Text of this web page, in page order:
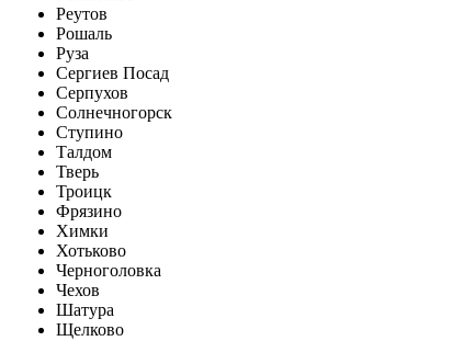
Реутов
Рошаль
Руза
Сергиев Посад
Серпухов
Солнечногорск
Ступино
Талдом
Тверь
Троицк
Фрязино
Химки
Хотьково
Черноголовка
Чехов
Шатура
Щелково